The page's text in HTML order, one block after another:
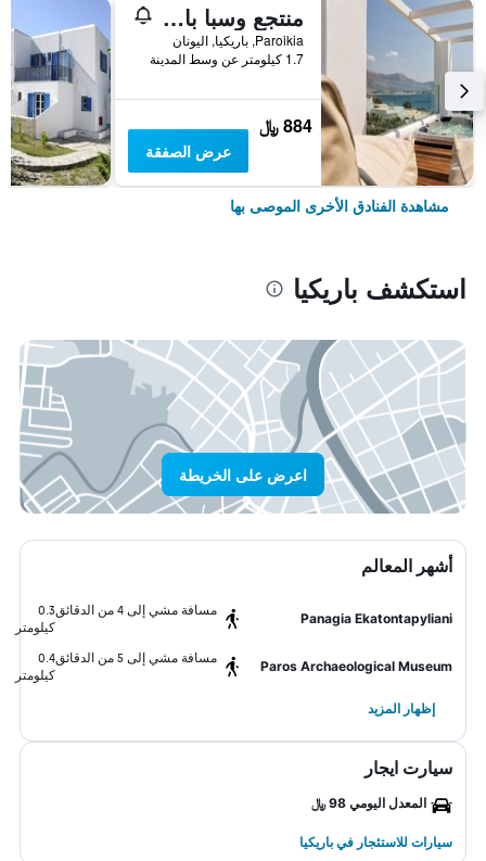
منتجع وسبا باروس أجنانتي
Paroikia, باريكيا, اليونان
1.7 كيلومتر عن وسط المدينة
884 ﷼
عرض الصفقة
مشاهدة الفنادق الأخرى الموصى بها
استكشف باريكيا
اعرض على الخريطة
أشهر المعالم
Panagia Ekatontapyliani
مسافة مشي إلى 4 من الدقائق
0.3
كيلومتر
Paros Archaeological Museum
مسافة مشي إلى 5 من الدقائق
0.4
كيلومتر
إظهار المزيد
سيارت ايجار
المعدل اليومي 98 ﷼
سيارات للاستئجار في باريكيا